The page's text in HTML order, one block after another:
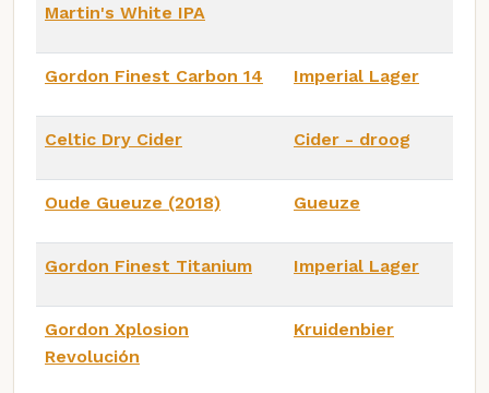
Martin's White IPA
Gordon Finest Carbon 14 Imperial Lager
Celtic Dry Cider Cider - droog
Oude Gueuze (2018) Gueuze
Gordon Finest Titanium Imperial Lager
Gordon Xplosion
Revolución
Kruidenbier